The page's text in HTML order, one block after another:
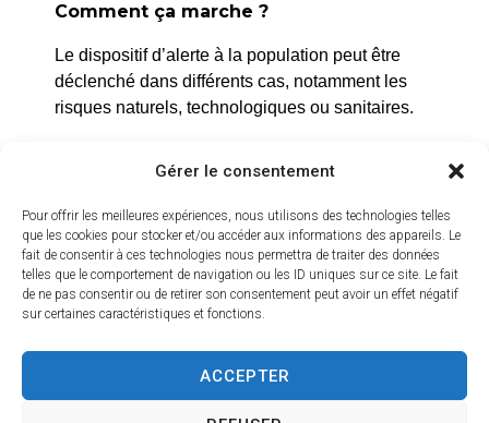
Gérer le consentement
Pour offrir les meilleures expériences, nous utilisons des technologies telles
que les cookies pour stocker et/ou accéder aux informations des appareils. Le
fait de consentir à ces technologies nous permettra de traiter des données
telles que le comportement de navigation ou les ID uniques sur ce site. Le fait
de ne pas consentir ou de retirer son consentement peut avoir un effet négatif
sur certaines caractéristiques et fonctions.
ACCEPTER
2 avenue de l’Europe Unie,
13640 La Roque d’Anthéron
Nous contacter
Horaires d'ouverture
Du lundi au jeudi :
de 8h30 à 11h30 et de 14h à 16h
Le vendredi :
Comment ça marche ?
Le dispositif d’alerte à la population peut être
déclenché dans différents cas, notamment les
risques naturels, technologiques ou sanitaires.
ville, et peut être localisée selon le périmètre et
Prenez quelques minutes pour vous inscrire et
bénéficier gratuitement de ce service d’alerte :
https://inscription.cedralis.com/
Comment sont utilisées les données